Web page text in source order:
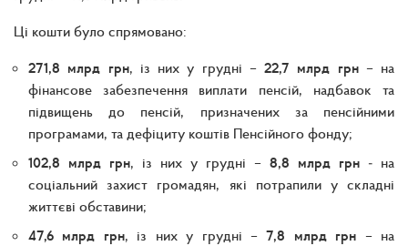
Ці кошти було спрямовано:
271,8 млрд грн, із них у грудні – 22,7 млрд грн– на
фінансове забезпечення виплати пенсій, надбавок та
підвищень до пенсій, призначених за пенсійними
програмами, та дефіциту коштів Пенсійного фонду;
102,8 млрд грн, із них у грудні – 8,8 млрд грн ‒ на
соціальний захист громадян, які потрапили у складні
життєві обставини;
47,6 млрд грн, із них у грудні –7,8 млрд грн – на